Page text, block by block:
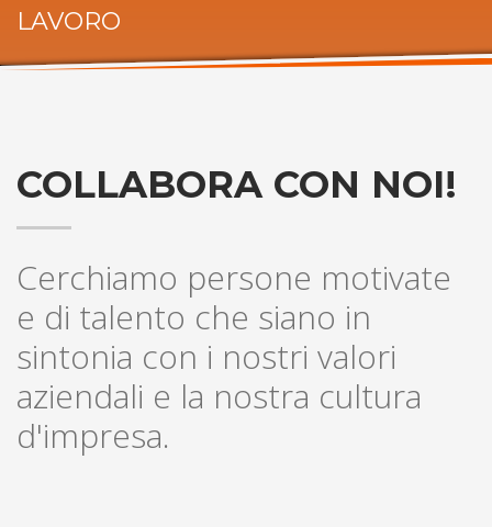
ORARI UFFICIO
Lunedi:9am – 6pm
Sabato:
Chiuso
LAVORO
COLLABORA CON NOI!
Cerchiamo persone motivate
e di talento che siano in
sintonia con i nostri valori
aziendali e la nostra cultura
d'impresa.